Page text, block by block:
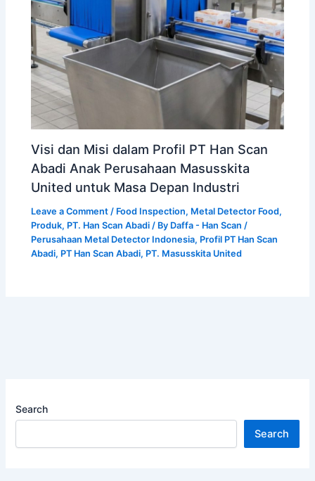
Visi dan Misi dalam Profil PT Han Scan
Abadi Anak Perusahaan Masusskita
United untuk Masa Depan Industri
Leave a Comment / Food Inspection, Metal Detector Food,
Produk, PT. Han Scan Abadi / By Daffa - Han Scan /
Perusahaan Metal Detector Indonesia, Profil PT Han Scan
Abadi, PT Han Scan Abadi, PT. Masusskita United
Search
Search